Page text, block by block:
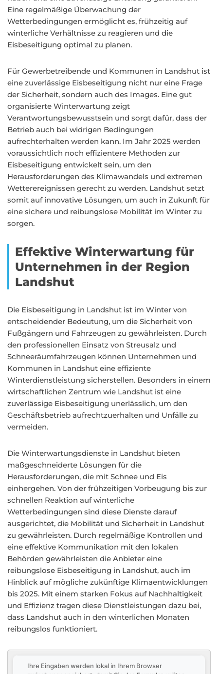
Eine regelmäßige Überwachung der
Wetterbedingungen ermöglicht es, frühzeitig auf
winterliche Verhältnisse zu reagieren und die
Eisbeseitigung optimal zu planen.
Für Gewerbetreibende und Kommunen in Landshut ist
eine zuverlässige Eisbeseitigung nicht nur eine Frage
der Sicherheit, sondern auch des Images. Eine gut
organisierte Winterwartung zeigt
Verantwortungsbewusstsein und sorgt dafür, dass der
Betrieb auch bei widrigen Bedingungen
aufrechterhalten werden kann. Im Jahr 2025 werden
voraussichtlich noch effizientere Methoden zur
Eisbeseitigung entwickelt sein, um den
Herausforderungen des Klimawandels und extremen
Wetterereignissen gerecht zu werden. Landshut setzt
somit auf innovative Lösungen, um auch in Zukunft für
eine sichere und reibungslose Mobilität im Winter zu
sorgen.
Effektive Winterwartung für
Unternehmen in der Region
Landshut
Die Eisbeseitigung in Landshut ist im Winter von
entscheidender Bedeutung, um die Sicherheit von
Fußgängern und Fahrzeugen zu gewährleisten. Durch
den professionellen Einsatz von Streusalz und
Schneeräumfahrzeugen können Unternehmen und
Kommunen in Landshut eine effiziente
Winterdienstleistung sicherstellen. Besonders in einem
wirtschaftlichen Zentrum wie Landshut ist eine
zuverlässige Eisbeseitigung unerlässlich, um den
Geschäftsbetrieb aufrechtzuerhalten und Unfälle zu
vermeiden.
Die Winterwartungsdienste in Landshut bieten
maßgeschneiderte Lösungen für die
Herausforderungen, die mit Schnee und Eis
einhergehen. Von der frühzeitigen Vorbeugung bis zur
schnellen Reaktion auf winterliche
Wetterbedingungen sind diese Dienste darauf
ausgerichtet, die Mobilität und Sicherheit in Landshut
zu gewährleisten. Durch regelmäßige Kontrollen und
eine effektive Kommunikation mit den lokalen
Behörden gewährleisten die Anbieter eine
reibungslose Eisbeseitigung in Landshut, auch im
Hinblick auf mögliche zukünftige Klimaentwicklungen
bis 2025. Mit einem starken Fokus auf Nachhaltigkeit
und Effizienz tragen diese Dienstleistungen dazu bei,
dass Landshut auch in den winterlichen Monaten
reibungslos funktioniert.
Ihre Eingaben werden lokal in Ihrem Browser